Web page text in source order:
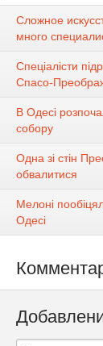
Сложное
много
Спеціалісти
Спасо-
В Одесі
собору
Одна зі стін
обвалитися
Мелоні
Одесі